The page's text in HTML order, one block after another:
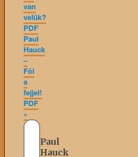
van
velük?
PDF
Paul
Hauck
–
Föl
a
fejjel!
PDF
»
Paul
Hauck